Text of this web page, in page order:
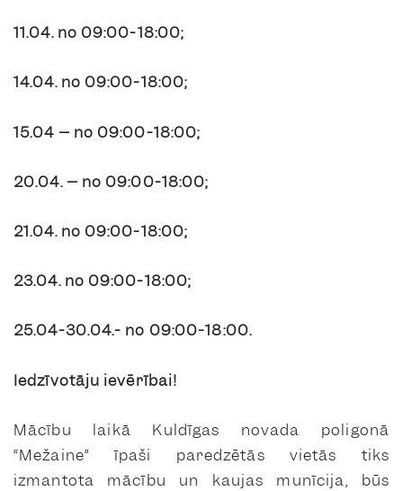
11.04. no 09:00-18:00;
14.04. no 09:00-18:00;
15.04 – no 09:00-18:00;
20.04. – no 09:00-18:00;
21.04. no 09:00-18:00;
23.04. no 09:00-18:00;
25.04-30.04.- no 09:00-18:00.
Iedzīvotāju ievērībai!
Mācību laikā Kuldīgas novada poligonā
“Mežaine” īpaši paredzētās vietās tiks
izmantota mācību un kaujas munīcija, būs